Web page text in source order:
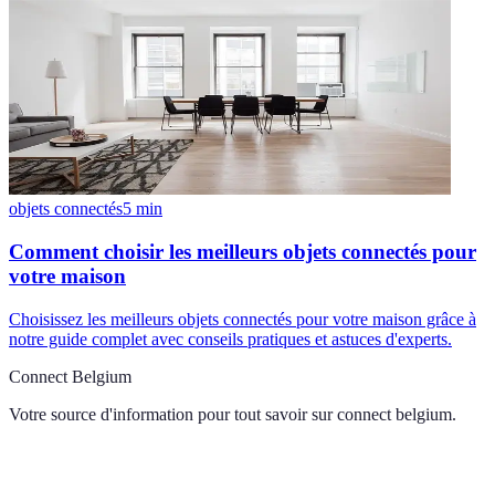
objets connectés5 min
Comment choisir les meilleurs objets connectés pour
votre maison
Choisissez les meilleurs objets connectés pour votre maison grâce à
notre guide complet avec conseils pratiques et astuces d'experts.
Connect Belgium
Votre source d'information pour tout savoir sur connect belgium.